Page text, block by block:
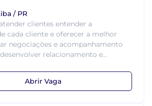
/ PR
clientes entender a
cada cliente e oferecer a melhor
negociações e acompanhamento
relacionamento e...
Abrir Vaga